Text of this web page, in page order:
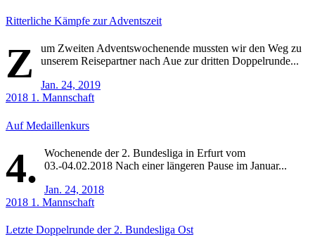
Ritterliche Kämpfe zur Adventszeit
Z
um Zweiten Adventswochenende mussten wir den Weg zu
unserem Reisepartner nach Aue zur dritten Doppelrunde...
Jan. 24, 2019
2018 1. Mannschaft
Auf Medaillenkurs
4.
Wochenende der 2. Bundesliga in Erfurt vom
03.-04.02.2018 Nach einer längeren Pause im Januar...
Jan. 24, 2018
2018 1. Mannschaft
Letzte Doppelrunde der 2. Bundesliga Ost